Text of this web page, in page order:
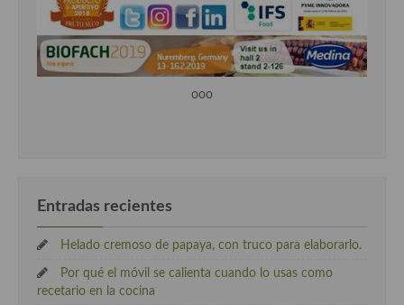
ooo
Entradas recientes
Helado cremoso de papaya, con truco para elaborarlo.
Por qué el móvil se calienta cuando lo usas como
recetario en la cocina